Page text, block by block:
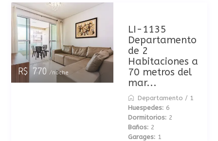
R$ 770/noche
LI-1135
Departamento
de 2
Habitaciones a
70 metros del
mar...
Departamento / 1
Huespedes: 6
Dormitorios: 2
Baños: 2
Garages: 1